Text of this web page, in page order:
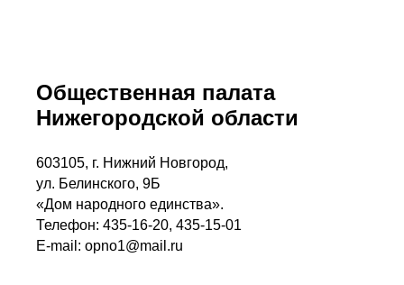
Общественная палата
Нижегородской области
603105, г. Нижний Новгород,
ул. Белинского, 9Б
«Дом народного единства».
Телефон: 435-16-20, 435-15-01
E-mail: opno1@mail.ru